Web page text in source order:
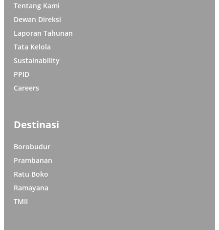
Tentang Kami
Dewan Direksi
Laporan Tahunan
Tata Kelola
Sustainability
PPID
Careers
Destinasi
Borobudur
Prambanan
Ratu Boko
Ramayana
TMII